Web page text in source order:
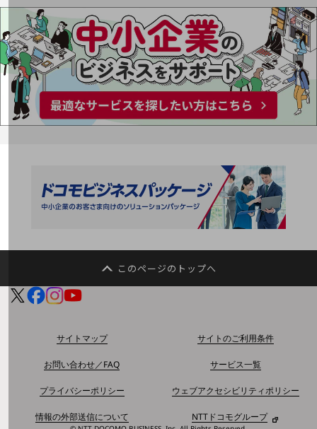
沿革
社長からのご挨拶
事業拠点
グループ会社
会社案内パンフレット
地域からの発表
お知らせ
サステナビリティ
サステナビリティTOP
経営情報
このページのトップへ
サイトマップ サイトのご利用条件
お問い合わせ／FAQ サービス一覧
プライバシーポリシー ウェブアクセシビリティポリシー
情報の外部送信について NTTドコモグループ